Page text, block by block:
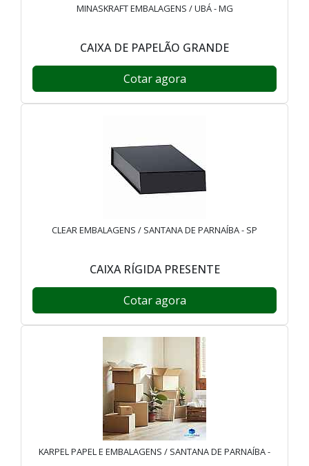
MINASKRAFT EMBALAGENS / UBÁ - MG
CAIXA DE PAPELÃO GRANDE
Cotar agora
CLEAR EMBALAGENS / SANTANA DE PARNAÍBA - SP
CAIXA RÍGIDA PRESENTE
Cotar agora
KARPEL PAPEL E EMBALAGENS / SANTANA DE PARNAÍBA -